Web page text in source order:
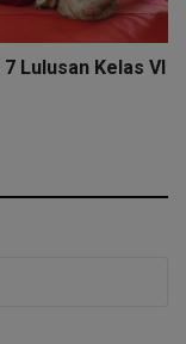
Lulusan Kelas VI